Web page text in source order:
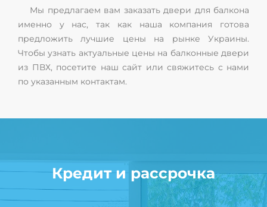
Мы предлагаем вам заказать двери для балкона
именно у нас, так как наша компания готова
предложить лучшие цены на рынке Украины.
Чтобы узнать актуальные цены на балконные двери
из ПВХ, посетите наш сайт или свяжитесь с нами
по указанным контактам.
Кредит и рассрочка